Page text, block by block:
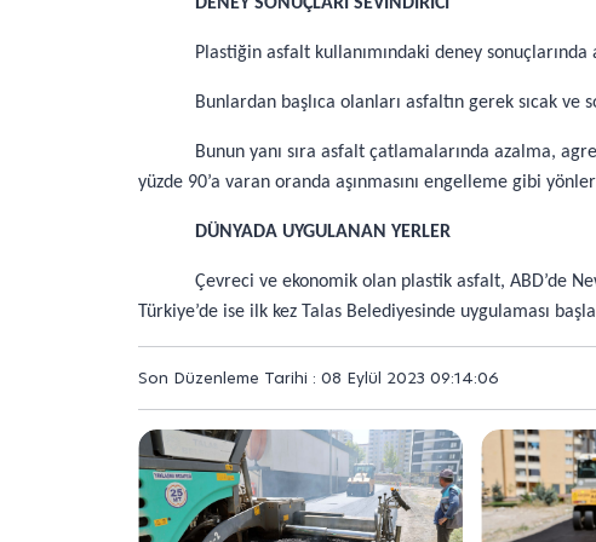
Plastiğin asfalt kullanımındaki deney
Bunlardan başlıca olanları asfaltın gerek sıcak
Bunun yanı sıra asfalt çatlamalarında azalma,
yüzde 90’a varan oranda aşınmasını engelleme gibi
DÜNYADA UYGULANAN YERLER
Çevreci ve ekonomik olan plastik asfalt, ABD’de
Türkiye’de ise ilk kez Talas Belediyesinde uygulaması
Son Düzenleme Tarihi : 08 Eylül 2023 09:14:06